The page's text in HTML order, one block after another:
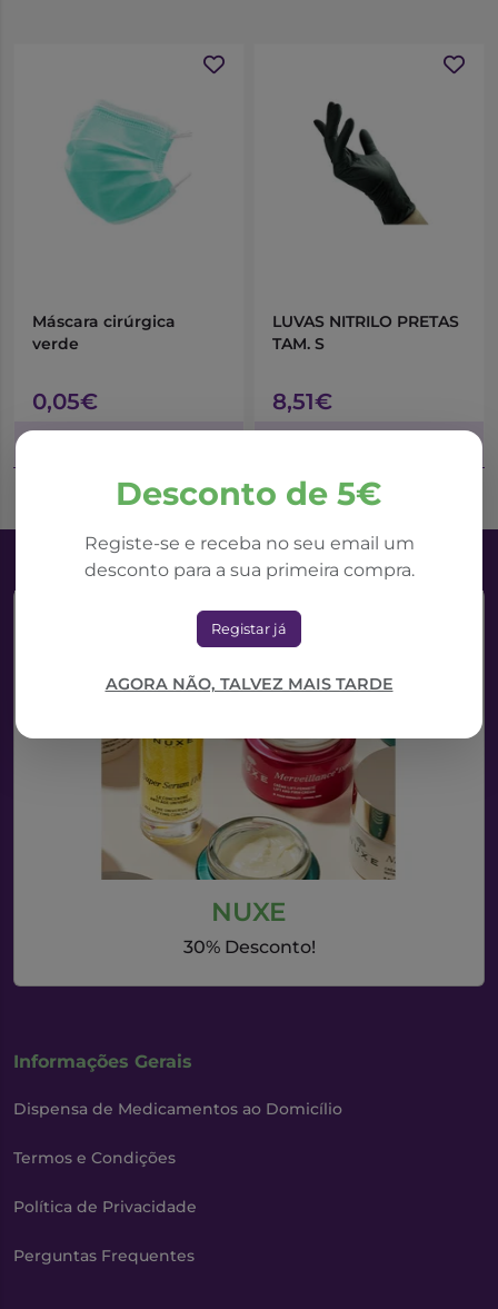
Desconto de 5€
Registe-se e receba no seu email um
desconto para a sua primeira compra.
Registar já
AGORA NÃO, TALVEZ MAIS TARDE
Máscara cirúrgica
verde
0,05€
LUVAS NITRILO PRETAS
TAM. S
8,51€
NUXE
30% Desconto!
Informações Gerais
Dispensa de Medicamentos ao Domicílio
Termos e Condições
Política de Privacidade
Perguntas Frequentes